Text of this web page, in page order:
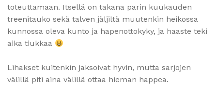
toteuttamaan. Itsellä on takana parin kuukauden
treenitauko sekä talven jäljiltä muutenkin heikossa
kunnossa oleva kunto ja hapenottokyky, ja haaste teki
aika tiukkaa
Lihakset kuitenkin jaksoivat hyvin, mutta sarjojen
välillä piti aina välillä ottaa hieman happea.